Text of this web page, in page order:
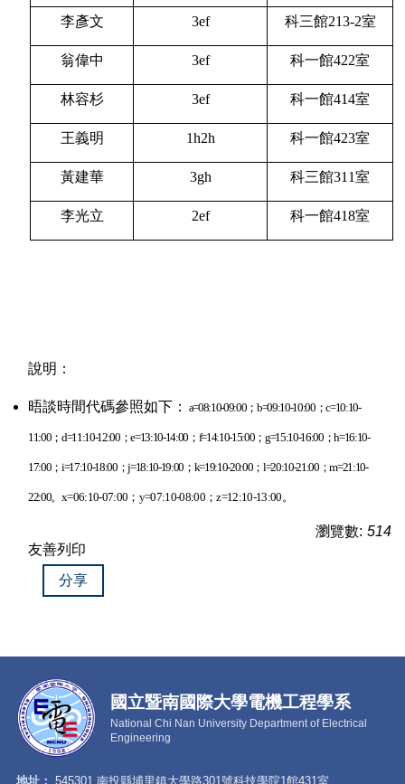
李彥文 3ef 科三館213-2室
翁偉中 3ef 科一館422室
林容杉 3ef 科一館414室
王義明 1h2h 科一館423室
黃建華 3gh 科三館311室
李光立 2ef 科一館418室
說明：
晤談時間代碼參照如下： a=08:10-09:00；b=09:10-10:00；c=10:10-
11:00；d=11:10-12:00；e=13:10-14:00；f=14:10-15:00；g=15:10-16:00；h=16:10-
17:00；i=17:10-18:00；j=18:10-19:00；k=19:10-20:00；l=20:10-21:00；m=21:10-
22:00。 x=06:10-07:00 ；y=07:10-08:00；z=12:10-13:00。
瀏覽數: 514
友善列印
分享
國立暨南國際大學電機工程學系
National Chi Nan University Department of Electrical
Engineering
地址： 545301 南投縣埔里鎮大學路301號科技學院1館431室